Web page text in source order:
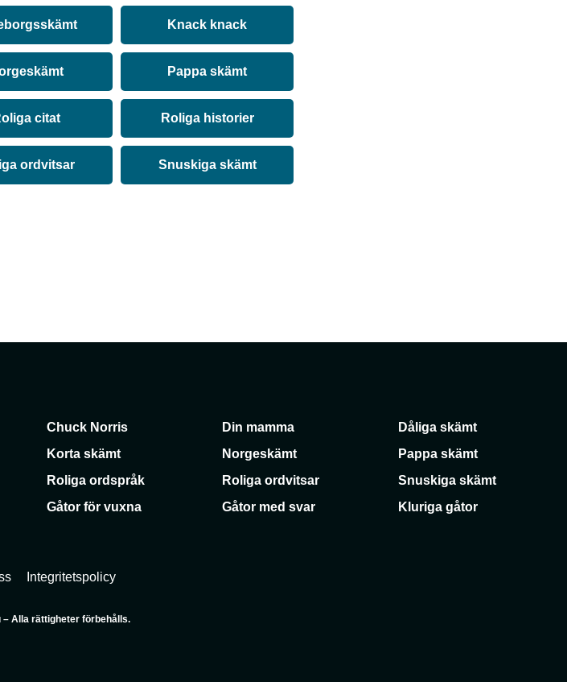
Knack knack
Pappa skämt
citat Roliga historier
ordvitsar Snuskiga skämt
Chuck Norris Din mamma
Dåliga skämt
Korta skämt Norgeskämt
Pappa skämt
Roliga ordspråk Roliga ordvitsar
Snuskiga skämt
Gåtor för vuxna Gåtor med svar
Kluriga gåtor
Integritetspolicy
– Alla rättigheter förbehålls.